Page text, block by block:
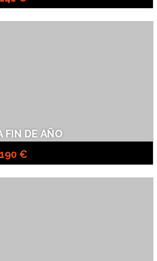
FIN DE AÑO
€